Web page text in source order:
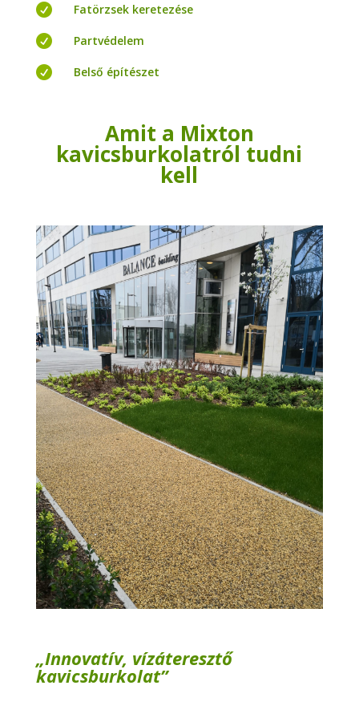
 Fatörzsek keretezése
 Partvédelem
 Belső építészet
Amit a Mixton
kavicsburkolatról tudni
kell
„Innovatív, vízáteresztő
kavicsburkolat”